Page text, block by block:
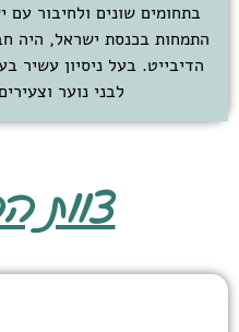
בתחומים שונים ולחיבור
התמחות בכנסת ישראל, היה
הדיבייט. בעל ניסיון עשיר
לבני נוער
צוות